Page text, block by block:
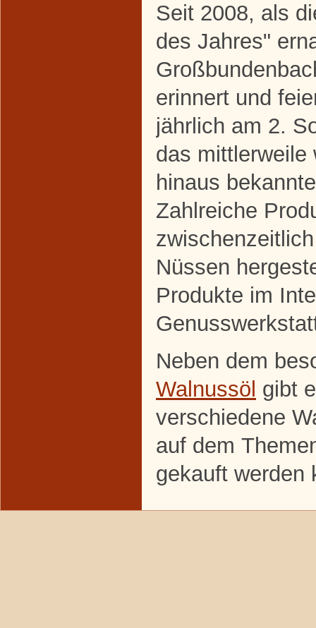
Seit 2008, als
des Jahres"
erinnert und
jährlich am 2.
das mittlerweile
hinaus
Zahlreiche
Nüssen
Produkte im
Neben dem
Walnussöl gibt
verschiedene
auf dem
gekauft werden